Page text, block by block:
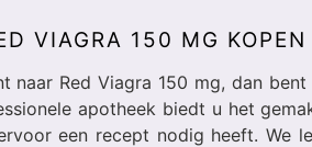
VIAGRA 150 MG KOPEN
naar Red Viagra 150 mg, dan
apotheek biedt u het
een recept nodig heeft. We